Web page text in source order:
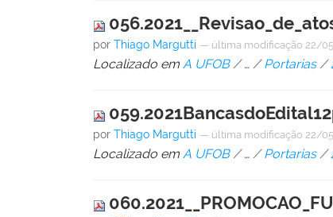
porThiago Margutti — última modificação 22/
Localizado em A UFOB /…/Portarias /
porThiago Margutti — última modificação 22/
Localizado em A UFOB /…/Portarias /